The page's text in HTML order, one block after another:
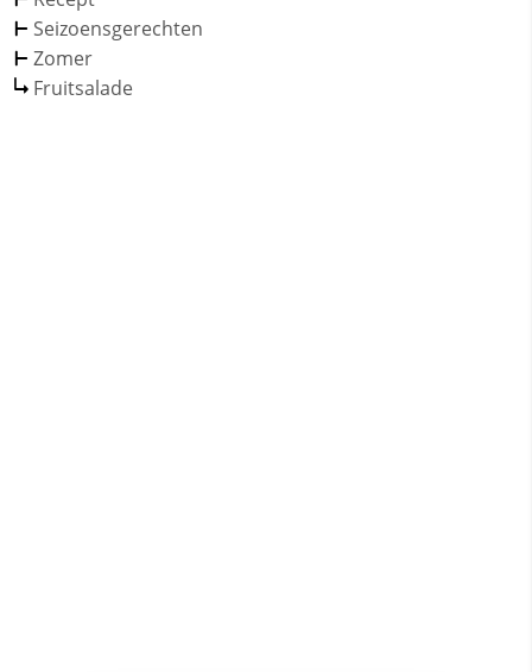
Seizoensgerechten
Zomer
Fruitsalade